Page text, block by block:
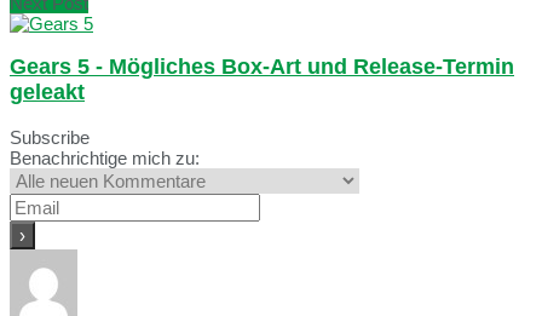
Gears 5 - Mögliches Box-Art und Release-Termin
geleakt
Subscribe
Benachrichtige mich zu: